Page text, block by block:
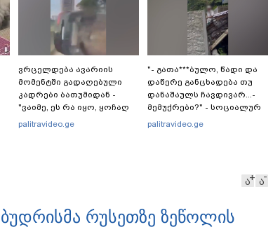
ვრცელდება ავარიის
მომენტში გადაღებული
კადრები ბათუმიდან -
"ვაიმე, ეს რა იყო, ყოჩაღ
"მარშრუტკის" მძღოლს"
palitravideo.ge
"- გათა***ბულო, წადი და
დაწერე განცხადება თუ
დანაშაულს ჩავდივარ...-
მემუქრები?" - სოციალურ
ქსელში სკანდალური
palitravideo.ge
ა ა
რუსეთზე ზეწოლის